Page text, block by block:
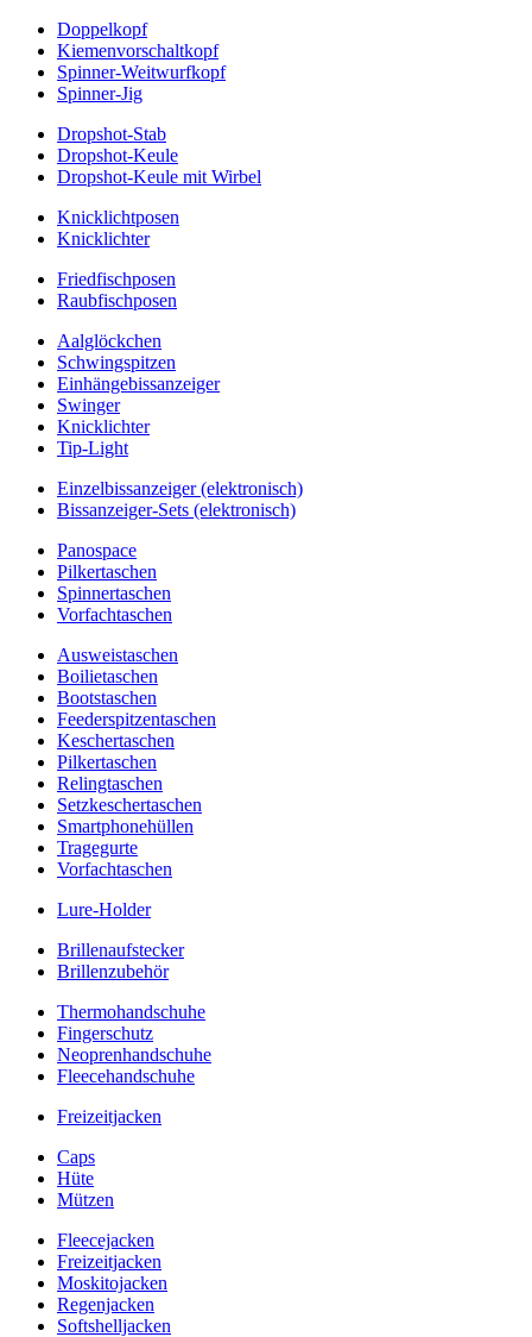
Doppelkopf
Kiemenvorschaltkopf
Spinner-Weitwurfkopf
Spinner-Jig
Dropshot-Stab
Dropshot-Keule
Dropshot-Keule mit Wirbel
Knicklichtposen
Knicklichter
Friedfischposen
Raubfischposen
Aalglöckchen
Schwingspitzen
Einhängebissanzeiger
Swinger
Knicklichter
Tip-Light
Einzelbissanzeiger (elektronisch)
Bissanzeiger-Sets (elektronisch)
Panospace
Pilkertaschen
Spinnertaschen
Vorfachtaschen
Ausweistaschen
Boilietaschen
Bootstaschen
Feederspitzentaschen
Keschertaschen
Pilkertaschen
Relingtaschen
Setzkeschertaschen
Smartphonehüllen
Tragegurte
Vorfachtaschen
Lure-Holder
Brillenaufstecker
Brillenzubehör
Thermohandschuhe
Fingerschutz
Neoprenhandschuhe
Fleecehandschuhe
Freizeitjacken
Caps
Hüte
Mützen
Fleecejacken
Freizeitjacken
Moskitojacken
Regenjacken
Softshelljacken